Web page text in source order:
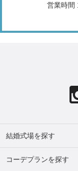
営業時間
結婚式場を探す
コーデプランを探す